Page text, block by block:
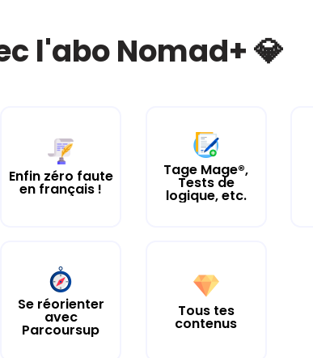
l'abo Nomad+ 💎
Enfin zéro faute
en français !
Tage Mage®,
Tests de
logique, etc.
Se réorienter
avec
Parcoursup
Tous tes
contenus